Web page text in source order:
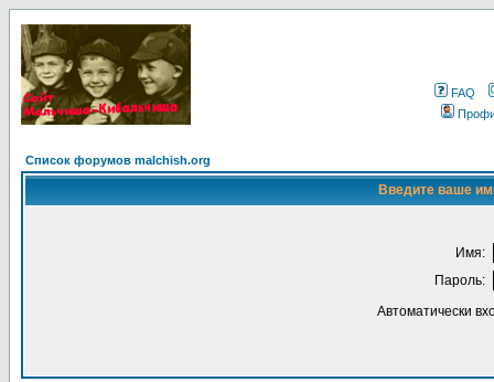
FAQ
Список форумов malchish.org
Введите ваше
Имя:
Пароль:
Автоматически